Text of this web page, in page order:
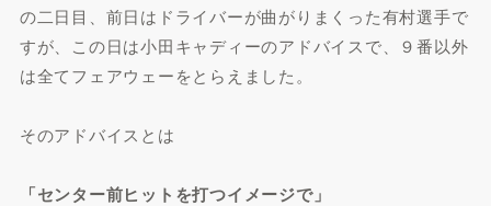
の二日目、前日はドライバーが曲がりまくった有村選手で
すが、この日は小田キャディーのアドバイスで、９番以外
は全てフェアウェーをとらえました。
そのアドバイスとは
「センター前ヒットを打つイメージで」